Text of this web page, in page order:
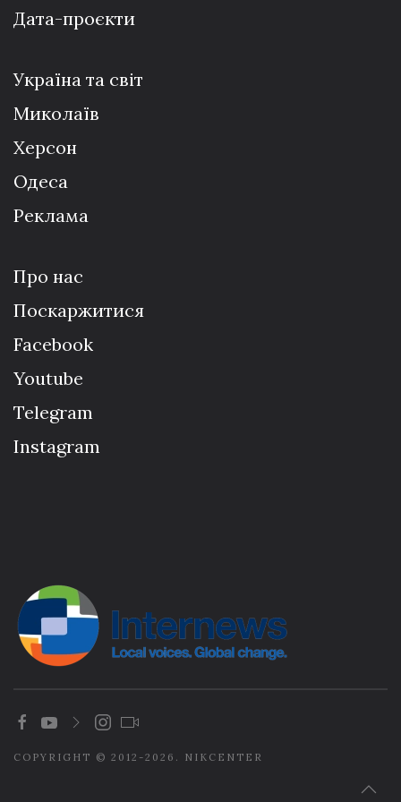
Дата-проєкти
Україна та світ
Миколаїв
Херсон
Одеса
Реклама
Про нас
Поскаржитися
Facebook
Youtube
Telegram
Instagram
COPYRIGHT © 2012-2026. NIKCENTER